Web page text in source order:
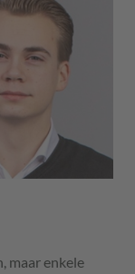
maar enkele